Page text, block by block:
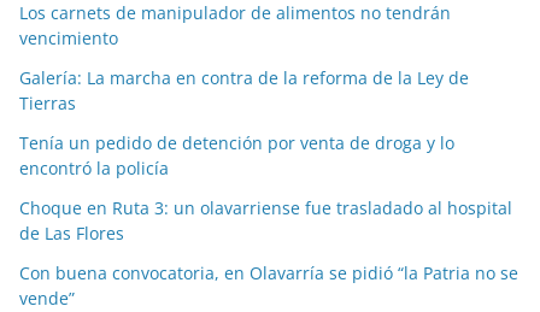
Los carnets de manipulador de alimentos no tendrán
vencimiento
Galería: La marcha en contra de la reforma de la Ley de
Tierras
Tenía un pedido de detención por venta de droga y lo
encontró la policía
Choque en Ruta 3: un olavarriense fue trasladado al hospital
de Las Flores
Con buena convocatoria, en Olavarría se pidió “la Patria no se
vende”